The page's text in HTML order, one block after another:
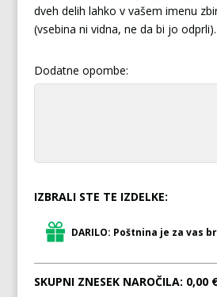
dveh delih lahko v vašem imenu
(vsebina ni vidna, ne da bi jo odprli).
Dodatne opombe:
IZBRALI STE TE IZDELKE:
DARILO: Poštnina je za vas
SKUPNI ZNESEK NAROČILA: 0,00